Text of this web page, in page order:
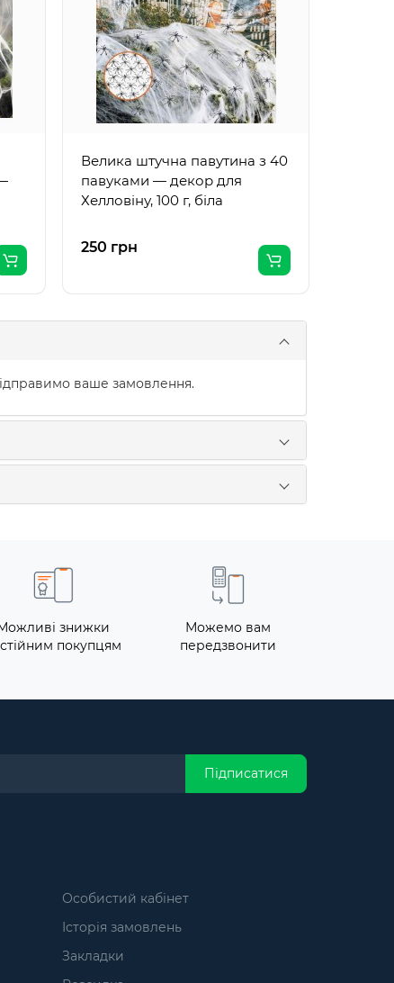
Велика штучна павутина з 40
павуками — декор для
Хелловіну, 100 г, біла
250 грн
ваше замовлення.
знижки
покупцям
Можемо вам
передзвонити
Підписатися
Особистий кабінет
Історія замовлень
Закладки